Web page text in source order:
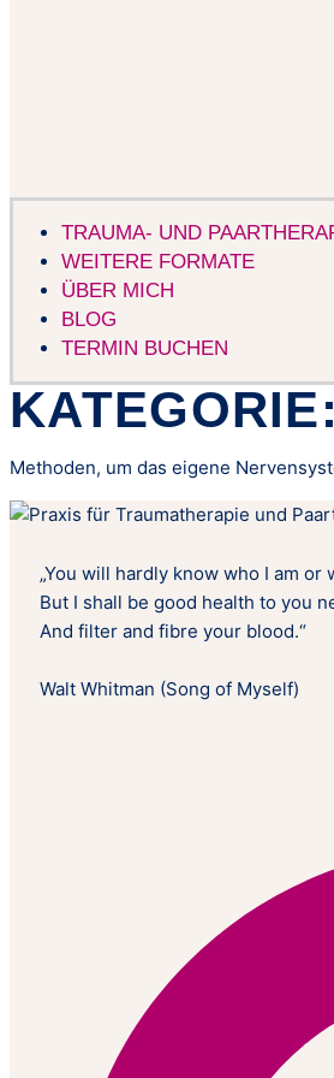
TRAUMA- UND
WEITERE FORMATE
ÜBER MICH
BLOG
TERMIN BUCHEN
KATEGORIE:
Methoden, um das eigene
„You will hardly know who I am or
But I shall be good health to you
And filter and fibre your blood.“
Walt Whitman (Song of Myself)